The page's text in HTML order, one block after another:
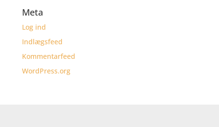
Meta
Log ind
Indlægsfeed
Kommentarfeed
WordPress.org